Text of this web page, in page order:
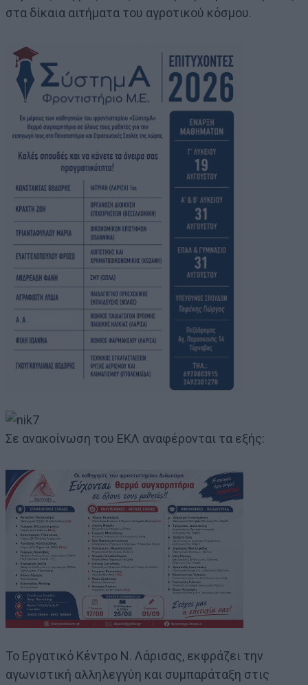
στα δίκαια αιτήματα του αγροτικού κόσμου.
Σε ανακοίνωση του ΕΚΛ αναφέρονται τα εξής:
Το Εργατικό Κέντρο Ν. Λάρισας, εκφράζει την
αγωνιστική αλληλεγγύη και συμπαράταξη στις